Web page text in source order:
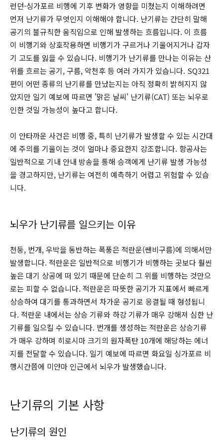
런던-싱가포르 비행에 기후 변화가 영향을 미쳤는지 이해하려면
먼저 난기류가 무엇인지 이해해야 합니다. 난기류는 간단히 말해
공기의 불규칙한 움직임으로 인해 발생하는 흐름입니다. 이 흐름
이 비행기와 상호작용하면 비행기가 구르거나 기울어지거나 갑자
기 고도를 잃을 수 있습니다. 비행기가 난기류를 만나는 이유는 산
위를 흐르는 공기, 구름, 악천후 등 여러 가지가 있습니다. SQ321
편이 어떤 종류의 난기류를 만났는지는 아직 정확히 밝혀지지 않
았지만 일기 예보에 따르면 '맑은 날씨' 난기류(CAT) 또는 뇌우로
인한 것일 가능성이 높다고 합니다.
이 안타까운 사건은 비행 중, 특히 난기류가 발생할 수 있는 시간대
에 주의를 기울이는 것이 얼마나 중요한지 강조합니다. 항공사는
일반적으로 기내 안내 방송을 통해 승객에게 난기류 발생 가능성
을 경고하지만, 난기류는 여전히 예측하기 어렵고 위험할 수 있습
니다.
뇌우가 난기류를 일으키는 이유
천둥, 번개, 우박을 동반하는 폭풍은 적란운(쌘비구름)에 의해서만
발생합니다. 적란운은 일반적으로 비행기가 비행하는 곳보다 훨씬
높은 대기 상공에 떠 있기 때문에 단순히 그 위를 비행하는 것만으
로는 피할 수 없습니다. 적란운은 따뜻한 공기가 지표에서 빠르게
상승하여 대기를 통과하면서 차가운 공기로 응결될 때 형성됩니
다. 적란운 내에서는 상승 기류와 하강 기류가 매우 강해져 심한 난
기류를 일으킬 수 있습니다. 번개를 생성하는 적란운은 상승기류
가 매우 강하며 히로시마 크기의 원자폭탄 10개에 해당하는 에너
지를 전달할 수 있습니다. 일기 예보에 따르면 화요일 싱가포르 비
행시간쯤에 미얀마 인근에서 뇌우가 발생했습니다.
난기류의 기본 사항
난기류의 원인